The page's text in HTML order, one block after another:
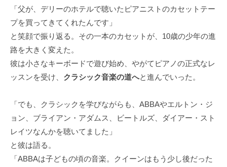
「父が、デリーのホテルで聴いたピアニストのカセットテー
プを買ってきてくれたんです」
と笑顔で振り返る。その一本のカセットが、10歳の少年の進
路を大きく変えた。
彼は小さなキーボードで遊び始め、やがてピアノの正式なレ
ッスンを受け、 クラシック音楽の道へと進んでいった。
「でも、クラシックを学びながらも、ABBAやエルトン・ジ
ョン、ブライアン・アダムス、ビートルズ、ダイアー・スト
レイツなんかを聴いてました」
と彼は語る。
「ABBAは子どもの頃の音楽。クイーンはもう少し後だった